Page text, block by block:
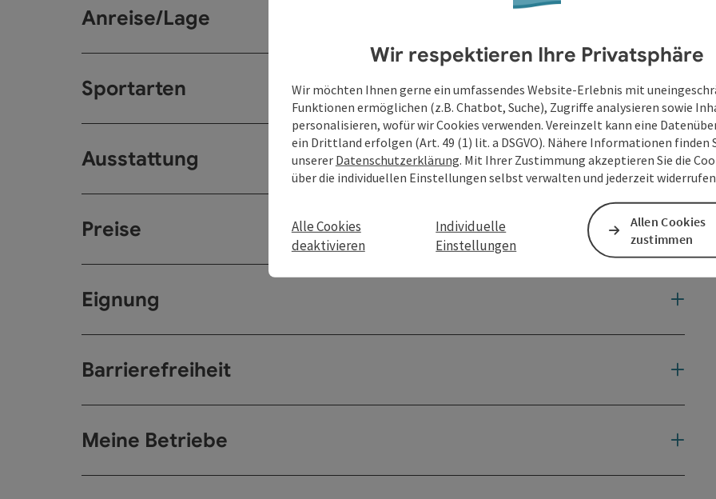
Anreise/Lage
Sportarten
Ausstattung
Preise
Eignung
Barrierefreiheit
Meine Betriebe
Wir respektieren Ihre Privatsphäre
Wir möchten Ihnen gerne ein umfassendes Website-Erlebnis mit
Funktionen ermöglichen (z.B. Chatbot, Suche), Zugriffe analysieren sowie
personalisieren, wofür wir Cookies verwenden. Vereinzelt kann eine
ein Drittland erfolgen (Art. 49 (1) lit. a DSGVO). Nähere Informationen finden
unserer Datenschutzerklärung. Mit Ihrer Zustimmung akzeptieren Sie die
über die individuellen Einstellungen selbst verwalten und jederzeit
Alle Cookies
deaktivieren
Individuelle
Einstellungen
Allen Cookies
zustimmen